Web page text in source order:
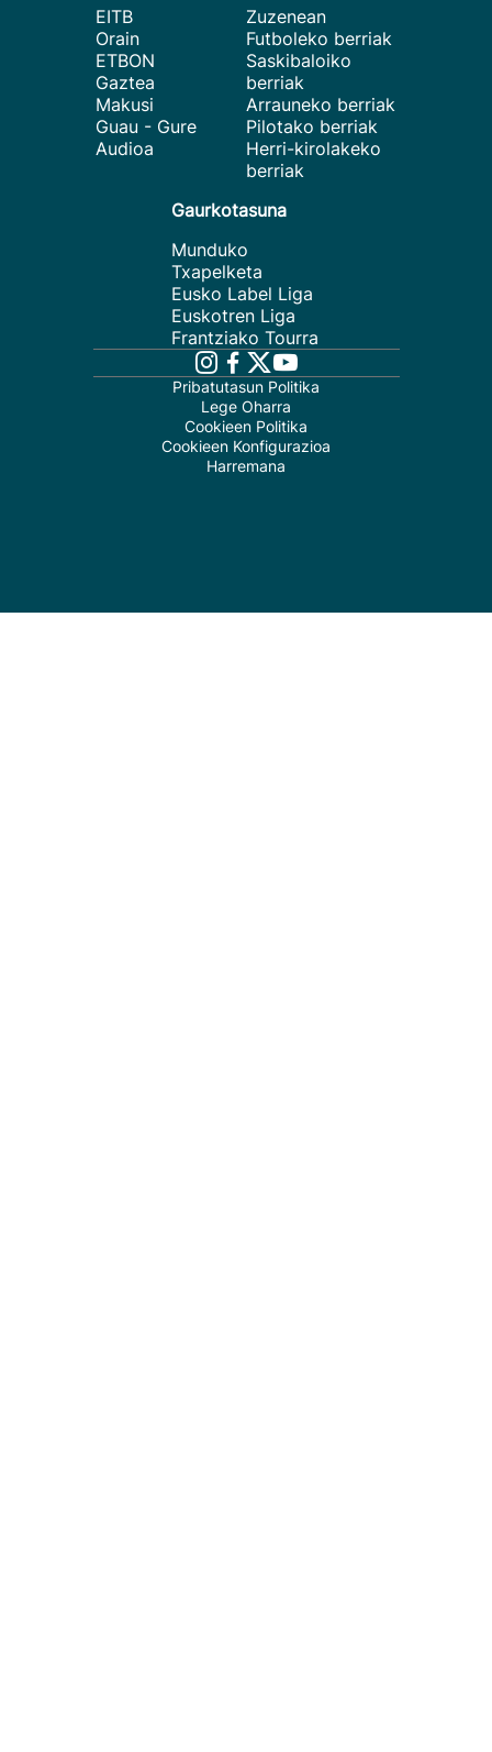
EITB
Orain
ETBON
Gaztea
Makusi
Guau - Gure
Audioa
Zuzenean
Futboleko berriak
Saskibaloiko
berriak
Arrauneko berriak
Pilotako berriak
Herri-kirolakeko
berriak
Gaurkotasuna
Munduko
Txapelketa
Eusko Label Liga
Euskotren Liga
Frantziako Tourra
Pribatutasun Politika
Lege Oharra
Cookieen Politika
Cookieen Konfigurazioa
Harremana